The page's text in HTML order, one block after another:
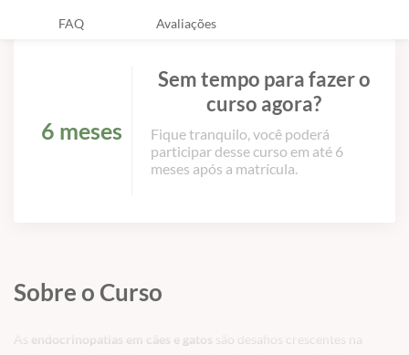
FAQ Avaliações
6 meses
Sem tempo para fazer o
curso agora?
Fique tranquilo, você poderá
participar desse curso em até 6
meses após a matrícula.
Sobre o Curso
As endocrinopatias em cães e gatos são desafios crescentes na